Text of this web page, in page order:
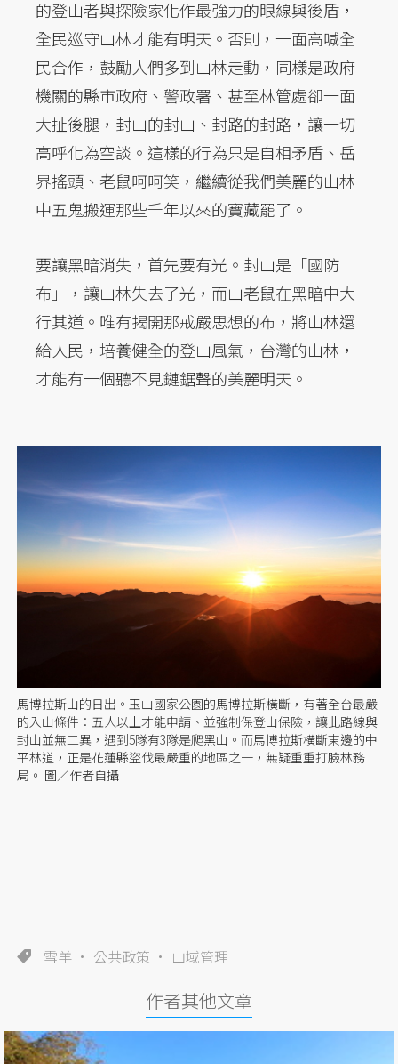
的登山者與探險家化作最強力的眼線與後盾，
全民巡守山林才能有明天。否則，一面高喊全
民合作，鼓勵人們多到山林走動，同樣是政府
機關的縣市政府、警政署、甚至林管處卻一面
大扯後腿，封山的封山、封路的封路，讓一切
高呼化為空談。這樣的行為只是自相矛盾、岳
界搖頭、老鼠呵呵笑，繼續從我們美麗的山林
中五鬼搬運那些千年以來的寶藏罷了。
要讓黑暗消失，首先要有光。封山是「國防
布」，讓山林失去了光，而山老鼠在黑暗中大
行其道。唯有揭開那戒嚴思想的布，將山林還
給人民，培養健全的登山風氣，台灣的山林，
才能有一個聽不見鏈鋸聲的美麗明天。
馬博拉斯山的日出。玉山國家公園的馬博拉斯橫斷，有著全台最嚴
的入山條件：五人以上才能申請、並強制保登山保險，讓此路線與
封山並無二異，遇到5隊有3隊是爬黑山。而馬博拉斯橫斷東邊的中
平林道，正是花蓮縣盜伐最嚴重的地區之一，無疑重重打臉林務
局。 圖／作者自攝
雪羊 公共政策 山域管理
作者其他文章